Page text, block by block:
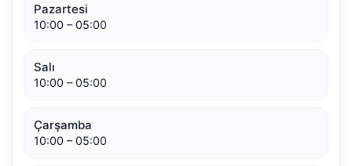
Pazartesi
10:00 – 05:00
Salı
10:00 – 05:00
Çarşamba
10:00 – 05:00